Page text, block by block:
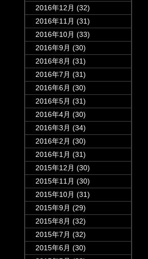
2016年12月 (32)
2016年11月 (31)
2016年10月 (33)
2016年9月 (30)
2016年8月 (31)
2016年7月 (31)
2016年6月 (30)
2016年5月 (31)
2016年4月 (30)
2016年3月 (34)
2016年2月 (30)
2016年1月 (31)
2015年12月 (30)
2015年11月 (30)
2015年10月 (31)
2015年9月 (29)
2015年8月 (32)
2015年7月 (32)
2015年6月 (30)